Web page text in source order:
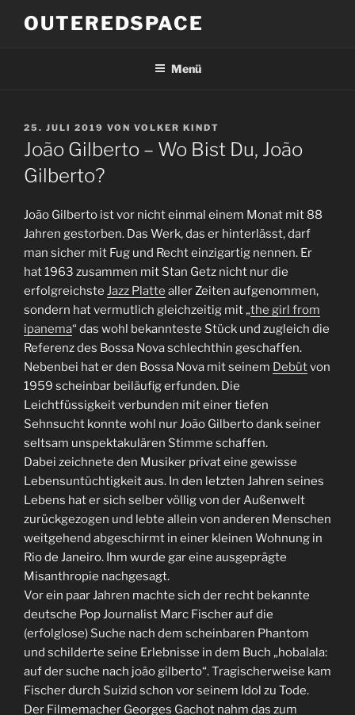
InhaltOUTEREDSPACE
Menü
VERÖFFENTLICHT
AM
25. JULI 2019 VON VOLKER KINDT
João Gilberto – Wo Bist Du, João
Gilberto?
João Gilberto ist vor nicht einmal einem Monat mit 88
Jahren gestorben. Das Werk, das er hinterlässt, darf
man sicher mit Fug und Recht einzigartig nennen. Er
hat 1963 zusammen mit Stan Getz nicht nur die
erfolgreichste Jazz Platte aller Zeiten aufgenommen,
sondern hat vermutlich gleichzeitig mit „the girl from
ipanema“ das wohl bekannteste Stück und zugleich die
Referenz des Bossa Nova schlechthin geschaffen.
Nebenbei hat er den Bossa Nova mit seinem Debütvon
1959 scheinbar beiläufig erfunden. Die
Leichtfüssigkeit verbunden mit einer tiefen
Sehnsucht konnte wohl nur João Gilberto dank seiner
seltsam unspektakulären Stimme schaffen.
Dabei zeichnete den Musiker privat eine gewisse
Lebensuntüchtigkeit aus. In den letzten Jahren seines
Lebens hat er sich selber völlig von der Außenwelt
zurückgezogen und lebte allein von anderen Menschen
weitgehend abgeschirmt in einer kleinen Wohnung in
Rio de Janeiro. Ihm wurde gar eine ausgeprägte
Misanthropie nachgesagt.
Vor ein paar Jahren machte sich der recht bekannte
deutsche Pop Journalist Marc Fischer auf die
(erfolglose) Suche nach dem scheinbaren Phantom
und schilderte seine Erlebnisse in dem Buch „hobalala:
auf der suche nach joâo gilberto“. Tragischerweise kam
Fischer durch Suizid schon vor seinem Idol zu Tode.
Der Filmemacher Georges Gachot nahm das zum